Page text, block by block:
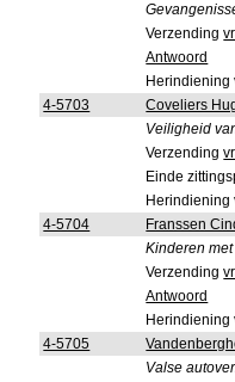
Verzending
Antwoord
4-5703
Coveliers
Veiligheid
Verzending
Einde
4-5704
Franssen
Kinderen
Verzending
Antwoord
4-5705
Valse